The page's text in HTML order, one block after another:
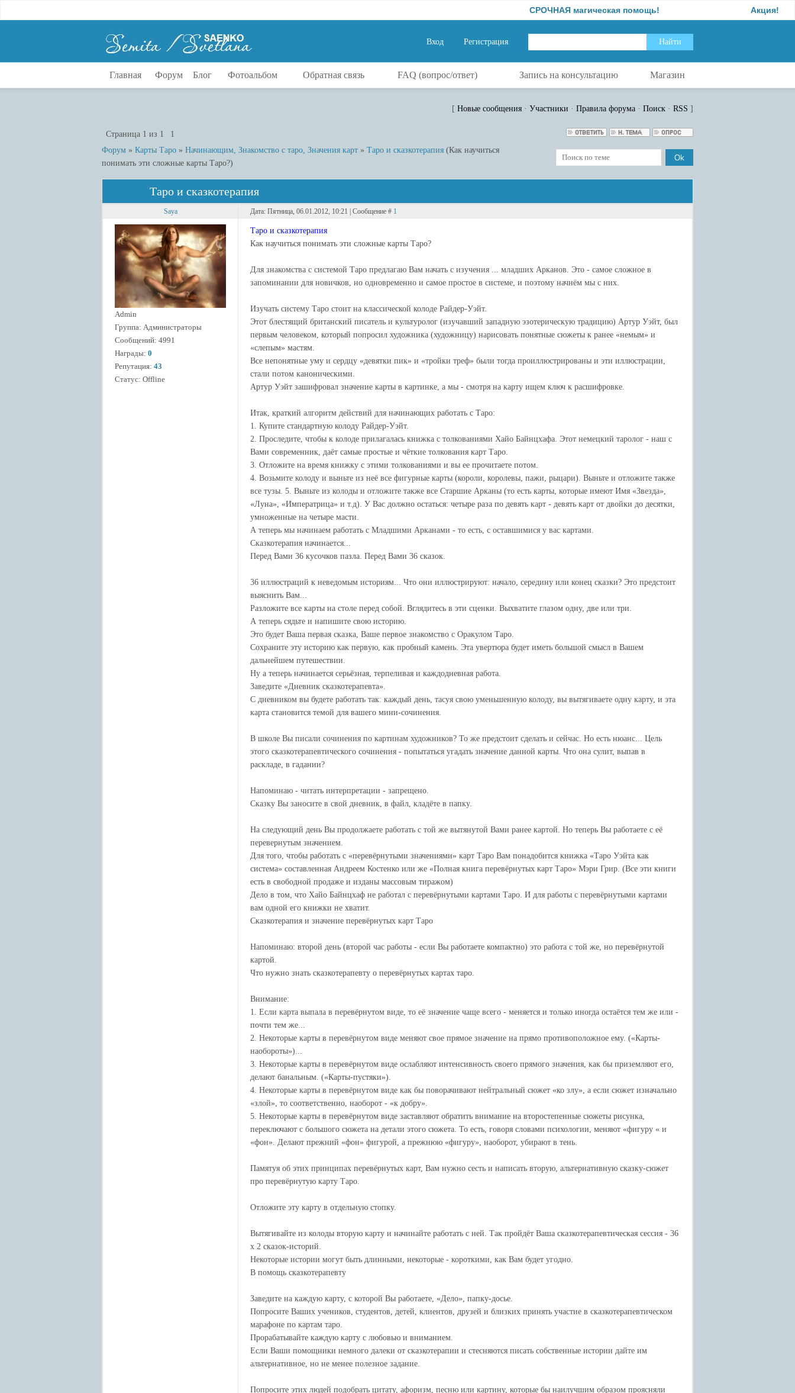
СРОЧНАЯ магическая помощь!
Вход Регистрация
Главная Форум Блог Фотоальбом Обратная связь FAQ (вопрос/ответ) Запись на консультацию Магазин
[ Новые сообщения · Участники · Правила форума · Поиск · RSS ]
Страница 1 из 1
1
Форум » Карты Таро » Начинающим, Знакомство с таро, Значения карт » Таро и сказкотерапия (Как научиться
понимать эти сложные карты Таро?)
Таро и сказкотерапия
Saya Дата: Пятница, 06.01.2012, 10:21 | Сообщение # 1
Admin
Группа: Администраторы
Сообщений: 4991
Награды: 0
Репутация: 43
Статус: Offline
Таро и сказкотерапия
Как научиться понимать эти сложные карты Таро?
Для знакомства с системой Таро предлагаю Вам начать с изучения ... младших Арканов. Это - самое сложное в
запоминании для новичков, но одновременно и самое простое в системе, и поэтому начнём мы с них.
Изучать систему Таро стоит на классической колоде Райдер-Уэйт.
Этот блестящий британский писатель и культуролог (изучавший западную эзотерическую традицию) Артур Уэйт, был
первым человеком, который попросил художника (художницу) нарисовать понятные сюжеты к ранее «немым» и
«слепым» мастям.
Все непонятные уму и сердцу «девятки пик» и «тройки треф» были тогда проиллюстрированы и эти иллюстрации,
стали потом каноническими.
Артур Уэйт зашифровал значение карты в картинке, а мы - смотря на карту ищем ключ к расшифровке.
Итак, краткий алгоритм действий для начинающих работать с Таро:
1. Купите стандартную колоду Райдер-Уэйт.
2. Проследите, чтобы к колоде прилагалась книжка с толкованиями Хайо Байнцхафа. Этот немецкий таролог - наш с
Вами современник, даёт самые простые и чёткие толкования карт Таро.
3. Отложите на время книжку с этими толкованиями и вы ее прочитаете потом.
4. Возьмите колоду и выньте из неё все фигурные карты (короли, королевы, пажи, рыцари). Выньте и отложите также
все тузы. 5. Выньте из колоды и отложите также все Старшие Арканы (то есть карты, которые имеют Имя «Звезда»,
«Луна», «Императрица» и т.д). У Вас должно остаться: четыре раза по девять карт - девять карт от двойки до десятки,
умноженные на четыре масти.
А теперь мы начинаем работать с Младшими Арканами - то есть, с оставшимися у вас картами.
Сказкотерапия начинается...
Перед Вами 36 кусочков пазла. Перед Вами 36 сказок.
36 иллюстраций к неведомым историям... Что они иллюстрируют: начало, середину или конец сказки? Это предстоит
выяснить Вам...
Разложите все карты на столе перед собой. Вглядитесь в эти сценки. Выхватите глазом одну, две или три.
А теперь сядьте и напишите свою историю.
Это будет Ваша первая сказка, Ваше первое знакомство с Оракулом Таро.
Сохраните эту историю как первую, как пробный камень. Эта увертюра будет иметь большой смысл в Вашем
дальнейшем путешествии.
Ну а теперь начинается серьёзная, терпеливая и каждодневная работа.
Заведите «Дневник сказкотерапевта».
С дневником вы будете работать так: каждый день, тасуя свою уменьшенную колоду, вы вытягиваете одну карту, и эта
карта становится темой для вашего мини-сочинения.
В школе Вы писали сочинения по картинам художников? То же предстоит сделать и сейчас. Но есть нюанс... Цель
этого сказкотерапевтического сочинения - попытаться угадать значение данной карты. Что она сулит, выпав в
раскладе, в гадании?
Напоминаю - читать интерпретации - запрещено.
Сказку Вы заносите в свой дневник, в файл, кладёте в папку.
На следующий день Вы продолжаете работать с той же вытянутой Вами ранее картой. Но теперь Вы работаете с её
перевернутым значением.
Для того, чтобы работать с «перевёрнутыми значениями» карт Таро Вам понадобится книжка «Таро Уэйта как
система» составленная Андреем Костенко или же «Полная книга перевёрнутых карт Таро» Мэри Грир. (Все эти книги
есть в свободной продаже и изданы массовым тиражом)
Дело в том, что Хайо Байнцхаф не работал с перевёрнутыми картами Таро. И для работы с перевёрнутыми картами
вам одной его книжки не хватит.
Сказкотерапия и значение перевёрнутых карт Таро
Напоминаю: второй день (второй час работы - если Вы работаете компактно) это работа с той же, но перевёрнутой
картой.
Что нужно знать сказкотерапевту о перевёрнутых картах таро.
Внимание:
1. Если карта выпала в перевёрнутом виде, то её значение чаще всего - меняется и только иногда остаётся тем же или -
почти тем же...
2. Некоторые карты в перевёрнутом виде меняют свое прямое значение на прямо противоположное ему. («Карты-
наобороты»)...
3. Некоторые карты в перевёрнутом виде ослабляют интенсивность своего прямого значения, как бы приземляют его,
делают банальным. («Карты-пустяки»).
4. Некоторые карты в перевёрнутом виде как бы поворачивают нейтральный сюжет «ко злу», а если сюжет изначально
«злой», то соответственно, наоборот - «к добру».
5. Некоторые карты в перевёрнутом виде заставляют обратить внимание на второстепенные сюжеты рисунка,
переключают с большого сюжета на детали этого сюжета. То есть, говоря словами психологии, меняют «фигуру « и
«фон». Делают прежний «фон» фигурой, а прежнюю «фигуру», наоборот, убирают в тень.
Памятуя об этих принципах перевёрнутых карт, Вам нужно сесть и написать вторую, альтернативную сказку-сюжет
про перевёрнутую карту Таро.
Отложите эту карту в отдельную стопку.
Вытягивайте из колоды вторую карту и начинайте работать с ней. Так пройдёт Ваша сказкотерапевтическая сессия - 36
х 2 сказок-историй.
Некоторые истории могут быть длинными, некоторые - короткими, как Вам будет угодно.
В помощь сказкотерапевту
Заведите на каждую карту, с которой Вы работаете, «Дело», папку-досье.
Попросите Ваших учеников, студентов, детей, клиентов, друзей и близких принять участие в сказкотерапевтическом
марафоне по картам таро.
Прорабатывайте каждую карту с любовью и вниманием.
Если Ваши помощники немного далеки от сказкотерапии и стесняются писать собственные истории дайте им
альтернативное, но не менее полезное задание.
Попросите этих людей подобрать цитату, афоризм, песню или картину, которые бы наилучшим образом проясняли